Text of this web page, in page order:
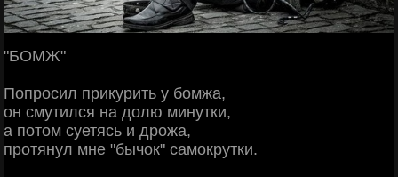
"БОМЖ"
Попросил прикурить у бомжа,
он смутился на долю минутки,
а потом суетясь и дрожа,
протянул мне "бычок" самокрутки.